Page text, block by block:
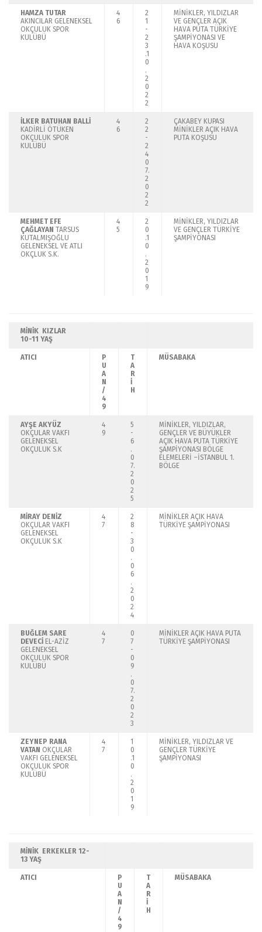
HAMZA TUTAR
AKINCILAR GELENEKSEL
OKÇULUK SPOR
KULÜBÜ
4
6
2
1
-
2
3
.1
0
.
2
0
2
2
MİNİKLER, YILDIZLAR
VE GENÇLER AÇIK
HAVA PUTA TÜRKİYE
ŞAMPİYONASI VE
HAVA KOŞUSU
İLKER BATUHAN BALLİ
KADİRLİ ÖTÜKEN
OKÇULUK SPOR
KULÜBÜ
4
6
2
2
-
2
4
0
7.
2
0
2
2
ÇAKABEY KUPASI
MİNİKLER AÇIK HAVA
PUTA KOŞUSU
MEHMET EFE
ÇAĞLAYAN TARSUS
KUTALMIŞOĞLU
GELENEKSEL VE ATLI
OKÇLUK S.K.
4
5
2
0
.1
0
.
2
0
1
9
MİNİKLER, YILDIZLAR
VE GENÇLER TÜRKİYE
ŞAMPİYONASI
MİNİK KIZLAR
10-11 YAŞ
ATICI
P
U
A
N
/
4
9
T
A
R
İ
H
MÜSABAKA
AYŞE AKYÜZ
OKÇULAR VAKFI
GELENEKSEL
OKÇULUK S.K
4
9
5
-
6
.
0
7.
2
0
2
5
MİNİKLER, YILDIZLAR,
GENÇLER VE BÜYÜKLER
AÇIK HAVA PUTA TÜRKİYE
ŞAMPİYONASI BÖLGE
ELEMELERİ –İSTANBUL 1.
BÖLGE
MİRAY DENİZ
OKÇULAR VAKFI
GELENEKSEL
OKÇULUK S.K
4
7
2
8
-
3
0
.
0
6
.
2
0
2
4
MİNİKLER AÇIK HAVA
TÜRKİYE ŞAMPİYONASI
BUĞLEM SARE
DEVECİ EL-AZİZ
GELENEKSEL
OKÇULUK SPOR
KULÜBÜ
4
7
0
7
-
0
9
.
0
7.
2
0
2
3
MİNİKLER AÇIK HAVA PUTA
TÜRKİYE ŞAMPİYONASI
ZEYNEP RANA
VATAN OKÇULAR
VAKFI GELENEKSEL
OKÇULUK SPOR
KULÜBÜ
4
7
1
0
.1
0
.
2
0
1
9
MİNİKLER, YILDIZLAR VE
GENÇLER TÜRKİYE
ŞAMPİYONASI
MİNİK ERKEKLER 12-
13 YAŞ
ATICI
P
U
A
N
/
4
9
T
A
R
İ
H
MÜSABAKA